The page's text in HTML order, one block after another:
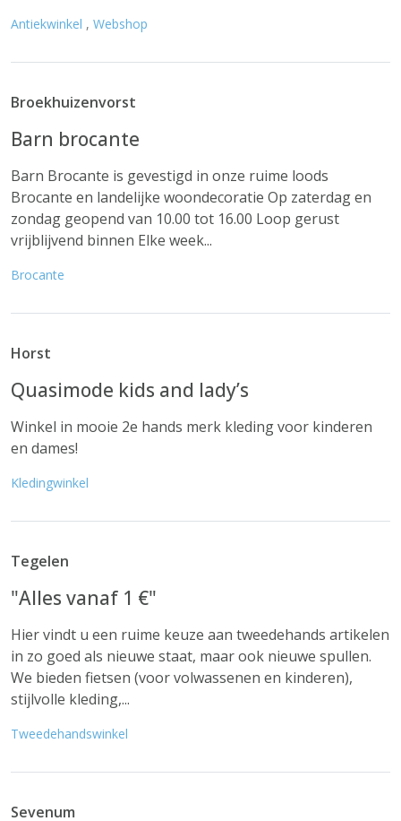
Antiekwinkel , Webshop
Broekhuizenvorst
Barn brocante
Barn Brocante is gevestigd in onze ruime loods
Brocante en landelijke woondecoratie Op zaterdag en
zondag geopend van 10.00 tot 16.00 Loop gerust
vrijblijvend binnen Elke week...
Brocante
Horst
Quasimode kids and lady’s
Winkel in mooie 2e hands merk kleding voor kinderen
en dames!
Kledingwinkel
Tegelen
"Alles vanaf 1 €"
Hier vindt u een ruime keuze aan tweedehands artikelen
in zo goed als nieuwe staat, maar ook nieuwe spullen.
We bieden fietsen (voor volwassenen en kinderen),
stijlvolle kleding,...
Tweedehandswinkel
Sevenum